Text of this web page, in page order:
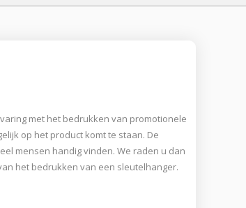
met het bedrukken van promotionele
op het product komt te staan. De
mensen handig vinden. We raden u dan
het bedrukken van een sleutelhanger.